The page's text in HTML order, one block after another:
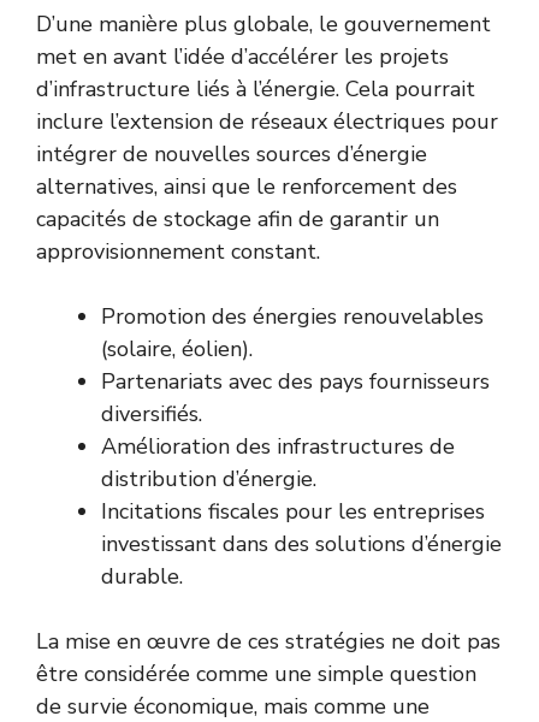
D’une manière plus globale, le gouvernement
met en avant l’idée d’accélérer les projets
d’infrastructure liés à l’énergie. Cela pourrait
inclure l’extension de réseaux électriques pour
intégrer de nouvelles sources d’énergie
alternatives, ainsi que le renforcement des
capacités de stockage afin de garantir un
approvisionnement constant.
Promotion des énergies renouvelables
(solaire, éolien).
Partenariats avec des pays fournisseurs
diversifiés.
Amélioration des infrastructures de
distribution d’énergie.
Incitations fiscales pour les entreprises
investissant dans des solutions d’énergie
durable.
La mise en œuvre de ces stratégies ne doit pas
être considérée comme une simple question
de survie économique, mais comme une